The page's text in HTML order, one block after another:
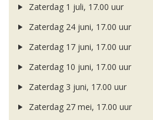
Zaterdag 1 juli, 17.00 uur
Zaterdag 24 juni, 17.00 uur
Zaterdag 17 juni, 17.00 uur
Zaterdag 10 juni, 17.00 uur
Zaterdag 3 juni, 17.00 uur
Zaterdag 27 mei, 17.00 uur